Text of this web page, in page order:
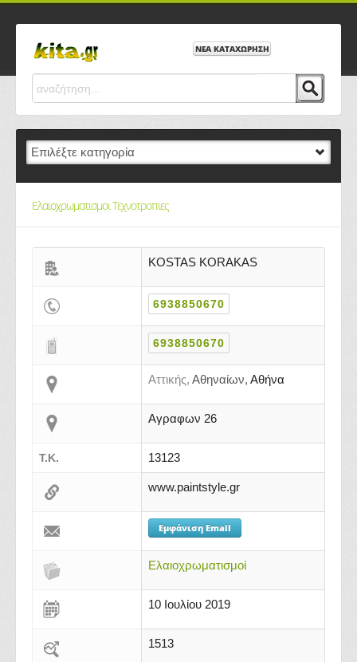
ΝΕΑ ΚΑΤΑΧΩΡΗΣΗ
Ελαιοχρωματισμοι Τεχνοτροπιες
KOSTAS KORAKAS
6938850670
6938850670
Αττικής, Αθηναίων, Αθήνα
Αγραφων 26
Τ.Κ. 13123
www.paintstyle.gr
Εμφάνιση Email
Ελαιοχρωματισμοί
10 Ιουλίου 2019
1513